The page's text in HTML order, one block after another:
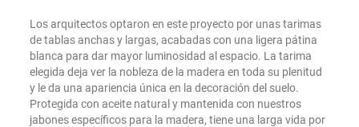
Los arquitectos optaron en este proyecto por unas tarimas
detablas anchas y largas, acabadas con una ligera pátina
blanca para dar mayor luminosidad al espacio. La tarima
elegida deja ver la nobleza de la madera en toda su plenitud
y le da una apariencia única en la decoración del suelo.
Protegida con aceite natural y mantenidacon nuestros
jabones específicos para la madera,tiene una larga vida por